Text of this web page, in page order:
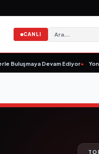
CANLI
Buluşmaya Devam Ediyor•